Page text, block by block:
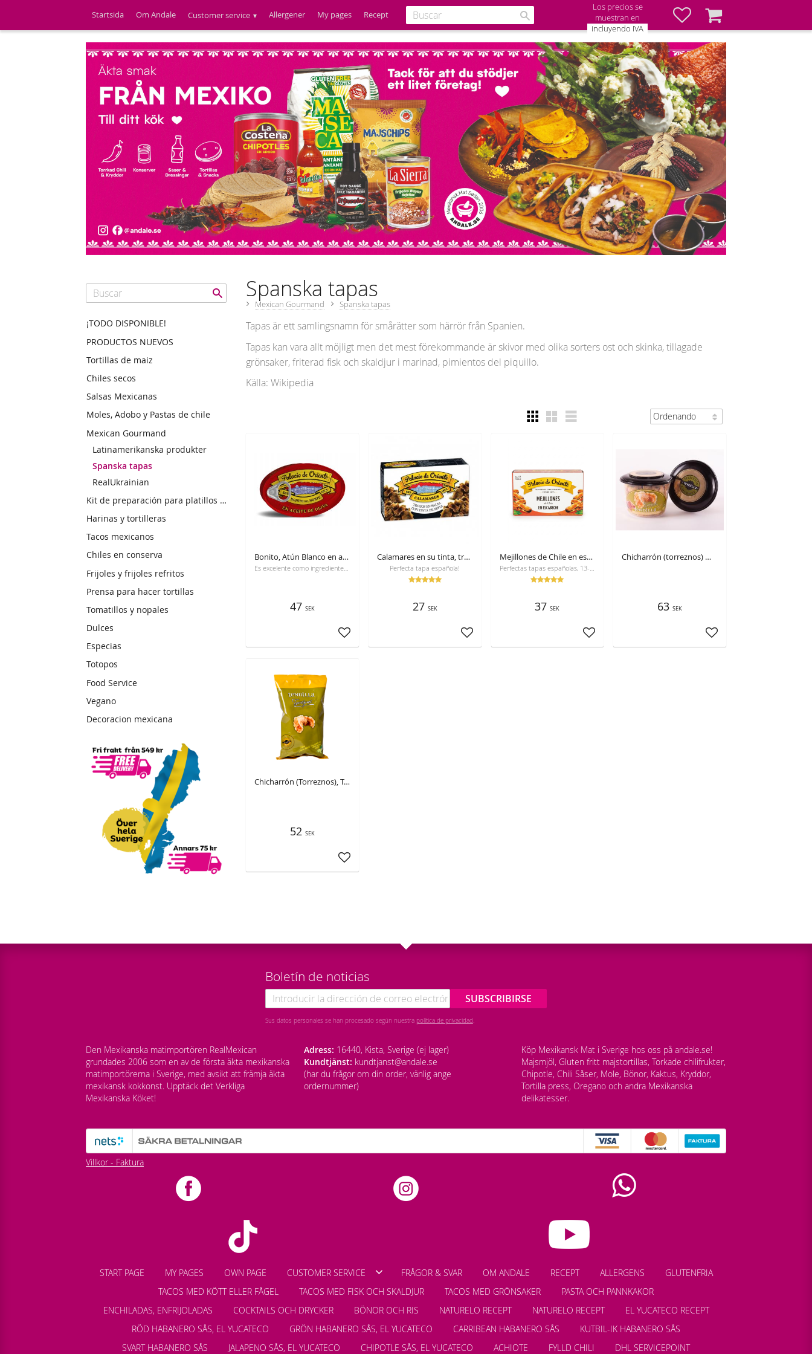
Startsida Om Andale Customer service Allergener My pages Recept
Los precios se
muestran en
incluyendo IVA
Favoritos
Cesta
Spanska tapas
Mexican Gourmand Spanska tapas
Tapas är ett samlingsnamn för smårätter som härrör från Spanien.
Tapas kan vara allt möjligt men det mest förekommande är skivor med olika sorters ost och skinka, tillagade
grönsaker, friterad fisk och skaldjur i marinad, pimientos del piquillo.
Källa: Wikipedia
Bonito, Atún Blanco en aceite de oliva 115gr
47 SEK
Añadir a favoritos
Calamares en su tinta, trozeados, 111g
Perfecta tapa española!
27 SEK
Añadir a favoritos
Mejillones de Chile en escabeche 115 g
37 SEK
Añadir a favoritos
Chicharrón (torreznos) med olivolja, Muñoz, 125 g
63 SEK
Añadir a favoritos
Chicharrón (Torreznos), Tendilla, 100 g
52 SEK
Añadir a favoritos
¡TODO DISPONIBLE!
PRODUCTOS NUEVOS
Tortillas de maiz
Chiles secos
Salsas Mexicanas
Moles, Adobo y Pastas de chile
Mexican Gourmand
Latinamerikanska produkter
Spanska tapas
RealUkrainian
Kit de preparación para platillos mexicanos
Harinas y tortilleras
Tacos mexicanos
Chiles en conserva
Frijoles y frijoles refritos
Prensa para hacer tortillas
Tomatillos y nopales
Dulces
Especias
Totopos
Food Service
Vegano
Decoracion mexicana
Boletín de noticias
SUBSCRIBIRSE
Sus datos personales se han procesado según nuestra política de privacidad.
Den Mexikanska matimportören RealMexican
grundades 2006 som en av de första äkta mexikanska
matimportörerna i Sverige, med avsikt att främja äkta
mexikansk kokkonst. Upptäck det Verkliga
Mexikanska Köket!
Adress: 16440, Kista, Sverige (ej lager)
Kundtjänst: kundtjanst@andale.se
(har du frågor om din order, vänlig ange
ordernummer)
Köp Mexikansk Mat i Sverige hos oss på andale.se!
Majsmjöl, Gluten fritt majstortillas, Torkade chilifrukter,
Chipotle, Chili Såser, Mole, Bönor, Kaktus, Kryddor,
Tortilla press, Oregano och andra Mexikanska
delikatesser.
Villkor - Faktura
START PAGE MY PAGES OWN PAGE CUSTOMER SERVICE FRÅGOR & SVAR OM ANDALE RECEPT ALLERGENS
GLUTENFRIA
TACOS MED KÖTT ELLER FÅGEL
TACOS MED FISK OCH SKALDJUR TACOS MED GRÖNSAKER
PASTA OCH PANNKAKOR
ENCHILADAS, ENFRIJOLADAS
COCKTAILS OCH DRYCKER BÖNOR OCH RIS NATURELO RECEPT NATURELO RECEPT
EL YUCATECO RECEPT
RÖD HABANERO SÅS, EL YUCATECO
GRÖN HABANERO SÅS, EL YUCATECO CARRIBEAN HABANERO SÅS
KUTBIL-IK HABANERO SÅS
SVART HABANERO SÅS
JALAPENO SÅS, EL YUCATECO CHIPOTLE SÅS, EL YUCATECO ACHIOTE FYLLD CHILI DHL SERVICEPOINT